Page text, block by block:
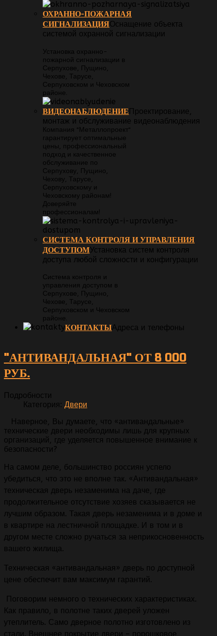
ОХРАННО-ПОЖАРНАЯ
СИГНАЛИЗАЦИЯОснащение объекта
системой охранной сигнализации
Установка охранно-
пожарной сигнализации в
Серпухове, Пущино,
Чехове, Тарусе,
Серпуховском и Чеховском
районе.
ВИДЕОНАБЛЮДЕНИЕПроектирование,
монтаж и обслуживание видеонаблюдения
Компания "Металлопроект"
гарантирует оптимальные
цены, профессиональный
подход и качественное
обслуживание по
Серпухову, Пущино,
Чехову, Тарусе,
Серпуховскому и
Чеховскому районам!
Доверяйте
профессионалам!
СИСТЕМА КОНТРОЛЯ И УПРАВЛЕНИЯ
ДОСТУПОМУстановка систем контроля
доступа любой сложности и конфигурации
Система контроля и
управления доступом в
Серпухове, Пущино,
Чехове, Тарусе,
Серпуховском и Чеховском
районе.
КОНТАКТЫАдреса и телефоны
"АНТИВАНДАЛЬНАЯ" ОТ 8 000
РУБ.
Подробности
Категория: Двери
Наверное, Вы думаете, что «антивандальные»
технические двери необходимы лишь для крупных
организаций, где уделяется повышенное внимание к
безопасности?
На самом деле, большинство россиян успело
убедиться, что это не вполне так. «Антивандальная»
техническая дверь незаменима на даче, где
продолжительное отсутствие хозяев сказывается не
лучшим образом. Такая дверь незаменима и в доме и
в квартире на лестничной площадке. И в том и в
другом месте сложно ручаться за неприкосновенность
вашего жилища.
Техническая «антивандальная» дверь по доступной
цене обеспечит вам максимум гарантий.
Поговорим немного о технических характеристиках.
Как правило, в полотне таких дверей уложен
утеплитель. Само дверное полотно изготовлено из
стали. Внешнее покрытие двери – порошковое